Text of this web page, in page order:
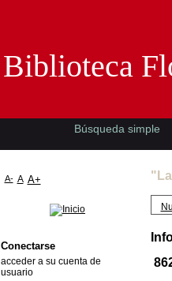
Biblioteca
Búsqueda simple
A- A A+
Conectarse
acceder a su cuenta de
usuario